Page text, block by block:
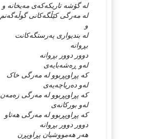
له‌ گۆشه‌ تاریکه‌که‌ی مه‌یخانه‌ و
له‌ مه‌رگی کێڵگه‌کانی گوڵه‌گه‌نم
و
له‌ بندیواری په‌رستگه‌کانت
بڕوانه‌
دوور دوور بڕوانه‌
له‌و ڕه‌شه‌بایه‌ی
که‌ پڕاوپڕبوو له‌ مه‌رگی خاک
له‌و ده‌ریاچه‌یه‌ی
که‌ پڕاوپڕبوو له‌ مه‌رگی زه‌مه‌ن
له‌و بورکانه‌ی
که‌ پڕاوپڕبوو‌ له‌ مه‌‌رگی هه‌تاو
دوور دوور بڕوانه‌
هه‌ر هه‌مووشیان پڕاوپڕن